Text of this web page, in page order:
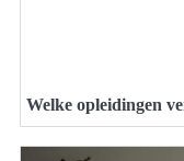
Welke opleidingen